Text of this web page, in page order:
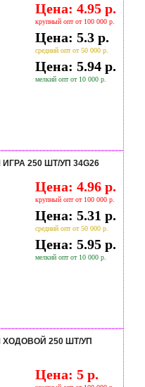
Цена: 4.95 р.
крупный опт от 100 000 р.
Цена: 5.3 р.
средний опт от 50 000 р.
Цена: 5.94 р.
мелкий опт от 10 000 р.
250 ШТ/УП 34G26
Цена: 4.96 р.
крупный опт от 100 000 р.
Цена: 5.31 р.
средний опт от 50 000 р.
Цена: 5.95 р.
мелкий опт от 10 000 р.
ХОДОВОЙ 250 ШТ/УП
Цена: 5 р.